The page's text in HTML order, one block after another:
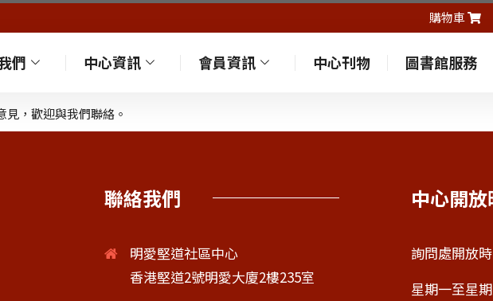
購物車
們 中心資訊 會員資訊 中心刊物 圖書館服務
，歡迎與我們聯絡。
聯絡我們
明愛堅道社區中心
香港堅道2號明愛大廈2樓235室
中心開
詢問處開放時
星期一至星